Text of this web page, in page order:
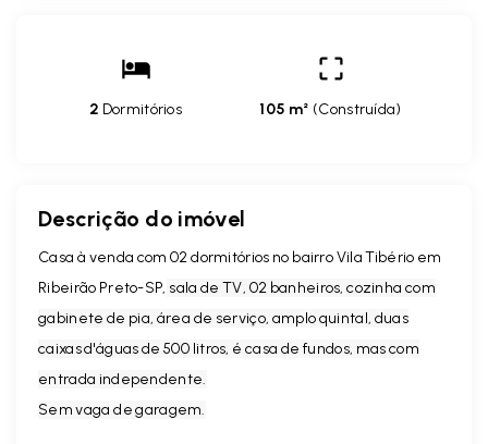
2 Dormitórios 105 m² (Construída)
Descrição do imóvel
Casa à venda com 02 dormitórios no bairro Vila Tibério em
Ribeirão Preto-SP, sala de TV, 02 banheiros, cozinha com
gabinete de pia, área de serviço, amplo quintal, duas
caixas d'águas de 500 litros, é casa de fundos, mas com
entrada independente.
Sem vaga de garagem.